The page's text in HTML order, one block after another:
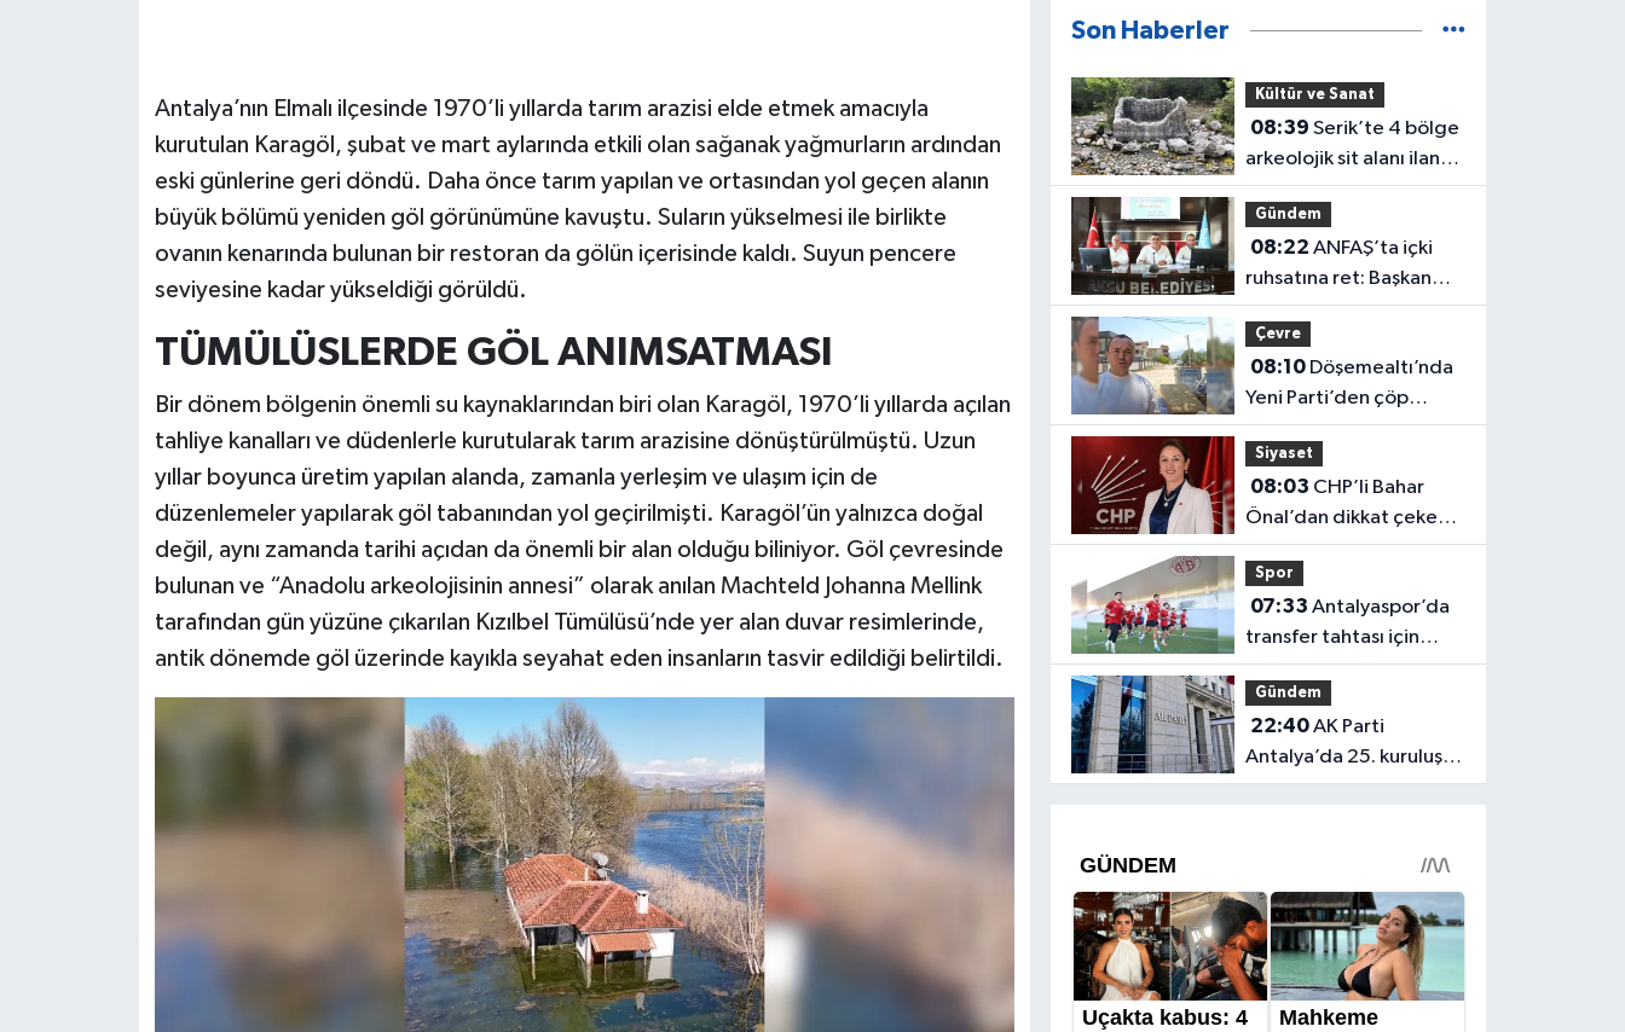
Antalya’nın Elmalı ilçesinde 1970’li yıllarda tarım arazisi elde etmek amacıyla
kurutulan Karagöl, şubat ve mart aylarında etkili olan sağanak yağmurların ardından
eski günlerine geri döndü. Daha önce tarım yapılan ve ortasından yol geçen alanın
büyük bölümü yeniden göl görünümüne kavuştu. Suların yükselmesi ile birlikte
ovanın kenarında bulunan bir restoran da gölün içerisinde kaldı. Suyun pencere
seviyesine kadar yükseldiği görüldü.
TÜMÜLÜSLERDE GÖL ANIMSATMASI
Bir dönem bölgenin önemli su kaynaklarından biri olan Karagöl, 1970’li yıllarda açılan
tahliye kanalları ve düdenlerle kurutularak tarım arazisine dönüştürülmüştü. Uzun
yıllar boyunca üretim yapılan alanda, zamanla yerleşim ve ulaşım için de
düzenlemeler yapılarak göl tabanından yol geçirilmişti. Karagöl’ün yalnızca doğal
değil, aynı zamanda tarihi açıdan da önemli bir alan olduğu biliniyor. Göl çevresinde
bulunan ve “Anadolu arkeolojisinin annesi” olarak anılan Machteld Johanna Mellink
tarafından gün yüzüne çıkarılan Kızılbel Tümülüsü’nde yer alan duvar resimlerinde,
antik dönemde göl üzerinde kayıkla seyahat eden insanların tasvir edildiği belirtildi.
Son Haberler
Kültür ve Sanat
08:39
arkeolojik sit alanı ilan
edildi
Gündem
08:22
ruhsatına ret: Başkan
Yıldırım nedenini
açıkladı
Çevre
08:10Döşemealtı’nda
Yeni Parti’den çöp
uyarısı!
Siyaset
08:03
Önal’dan dikkat çeken
açıklama!
Spor
07:33
transfer tahtası için
büyük hareketlilik:
FIFA’da sayı 14’e düştü
Gündem
22:40AK Parti
Antalya’da 25. kuruluş
yılına özel programlar